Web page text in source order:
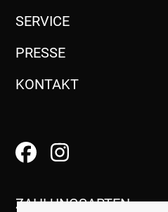
SERVICE
PRESSE
KONTAKT
ZAHLUNGSARTEN